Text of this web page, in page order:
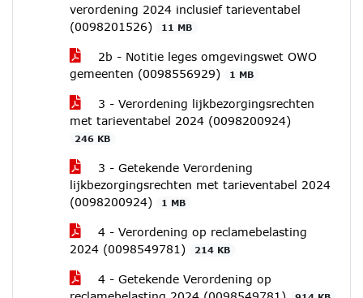
verordening 2024 inclusief tarieventabel
(0098201526)
11 MB
2b - Notitie leges omgevingswet OWO
gemeenten (0098556929)
1 MB
3 - Verordening lijkbezorgingsrechten
met tarieventabel 2024 (0098200924)
246 KB
3 - Getekende Verordening
lijkbezorgingsrechten met tarieventabel 2024
(0098200924)
1 MB
4 - Verordening op reclamebelasting
2024 (0098549781)
214 KB
4 - Getekende Verordening op